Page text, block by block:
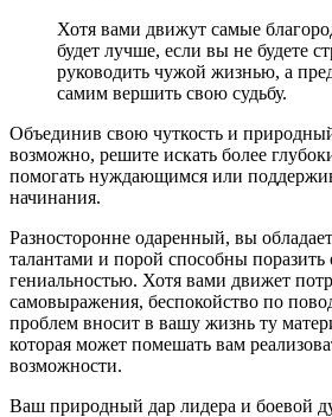
Хотя вами движут самые
будет лучше, если вы не будете
руководить чужой жизнью, а
самим вершить свою судьбу.
Объединив свою чуткость и
возможно, решите искать более
помогать нуждающимся или
начинания.
Разносторонне одаренный, вы
талантами и порой способны
гениальностью. Хотя вами движет
самовыражения, беспокойство по
проблем вносит в вашу жизнь ту
которая может помешать вам
возможности.
Ваш природный дар лидера и боевой